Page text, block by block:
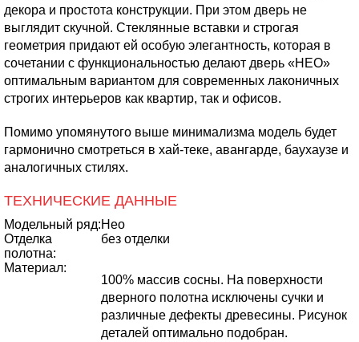
декора и простота конструкции. При этом дверь не
выглядит скучной. Стеклянные вставки и строгая
геометрия придают ей особую элегантность, которая в
сочетании с функциональностью делают дверь «НЕО»
оптимальным вариантом для современных лаконичных
строгих интерьеров как квартир, так и офисов.
Помимо упомянутого выше минимализма модель будет
гармонично смотреться в хай-теке, авангарде, баухаузе и
аналогичных стилях.
ТЕХНИЧЕСКИЕ ДАННЫЕ
Модельный ряд:Нео
Отделка
полотна:
без отделки
Материал:
100% массив сосны. На поверхности
дверного полотна исключены сучки и
различные дефекты древесины. Рисунок
деталей оптимально подобран.